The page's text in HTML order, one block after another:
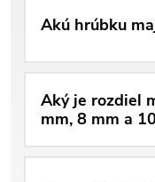
Akú hrúbku
Aký je rozdiel
mm, 8 mm a